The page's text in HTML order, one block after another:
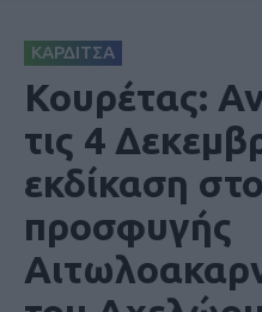
ΚΑΡΔΙΤΣΑ
Κουρέτας:
τις 4
εκδίκαση
προσφυγής